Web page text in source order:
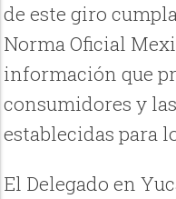
de este giro
Norma Oficial
información que
consumidores y
establecidas para
El Delegado en